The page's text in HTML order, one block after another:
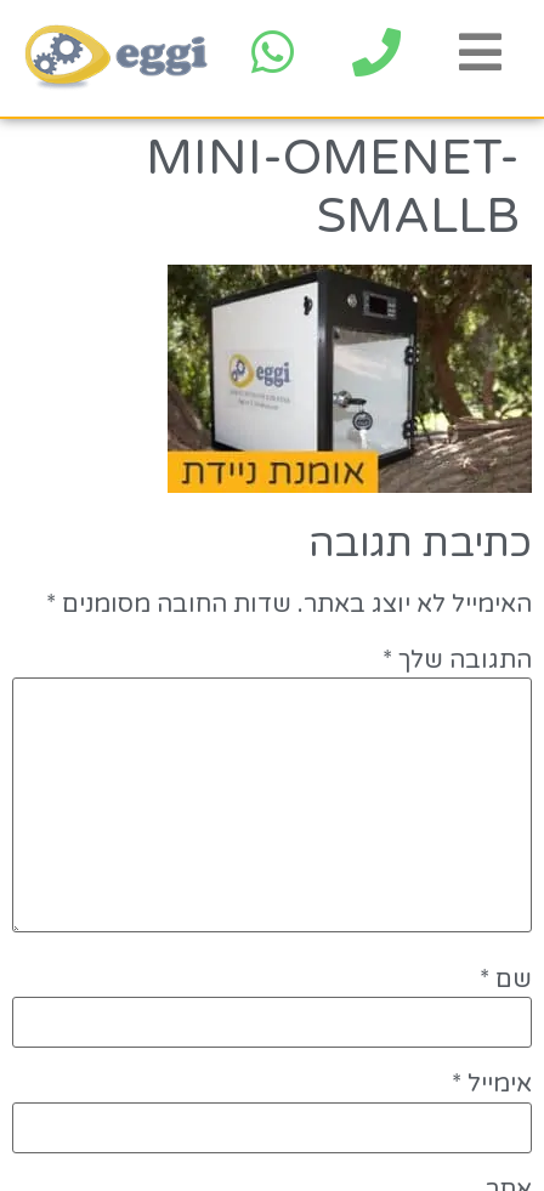
MINI-OMENET-
SMALLB
כתיבת תגובה
האימייל לא יוצג באתר. שדות החובה מסומנים *
התגובה שלך *
שם *
אימייל *